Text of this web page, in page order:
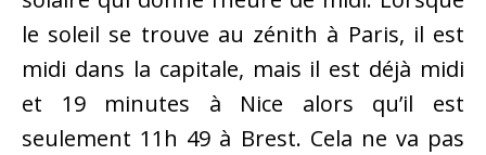
le soleil se trouve au zénith à Paris, il est
midi dans la capitale, mais il est déjà midi
et 19 minutes à Nice alors qu’il est
seulement 11h 49 à Brest. Cela ne va pas